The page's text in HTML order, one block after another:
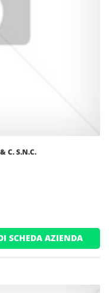
C. S.N.C.
SCHEDA AZIENDA